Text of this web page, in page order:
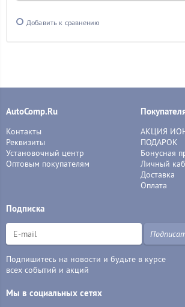
Добавить к сравнению
AutoComp.Ru
Контакты
Реквизиты
Установочный центр
Оптовым покупателям
АКЦИЯ
ПОДАРОК
Бонусная
Личный
Доставка
Оплата
Подписка
Подпишитесь на новости и будьте в курсе
всех событий и акций
Мы в социальных сетях